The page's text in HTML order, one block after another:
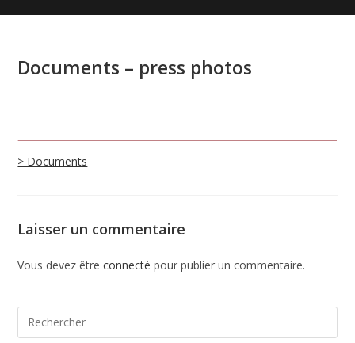
Documents – press photos
> Documents
Laisser un commentaire
Vous devez êtreconnecté pour publier un commentaire.